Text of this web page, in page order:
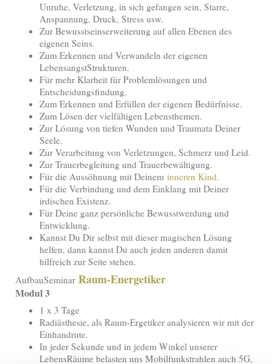
Unruhe, Verletzung, in sich gefangen sein, Starre,
Anspannung, Druck, Stress usw.
Zur Bewusstseinserweiterung auf allen Ebenen des
eigenen Seins.
Zum Erkennen und Verwandeln der eigenen
LebensangstStrukturen.
Für mehr Klarheit für Problemlösungen und
Entscheidungsfindung.
Zum Erkennen und Erfüllen der eigenen Bedürfnisse.
Zum Lösen der vielfältigen Lebensthemen.
Zur Lösung von tiefen Wunden und Traumata Deiner
Seele.
Zur Verarbeitung von Verletzungen, Schmerz und Leid.
Zur Trauerbegleitung und Trauerbewältigung.
Für die Aussöhnung mit Deinem inneren Kind.
Für die Verbindung und dem Einklang mit Deiner
irdischen Existenz.
Für Deine ganz persönliche Bewusstwerdung und
Entwicklung.
Kannst Du Dir selbst mit dieser magischen Lösung
helfen, dann kannst Du auch jeden anderen damit
hilfreich zur Seite stehen.
AufbauSeminar Raum-Energetiker
Modul 3
1 x 3 Tage
Radiästhesie, als Raum-Ergetiker analysieren wir mit der
Einhandrute.
In jeder Sekunde und in jedem Winkel unserer
LebensRäume belasten uns Mobilfunkstrahlen auch 5G,